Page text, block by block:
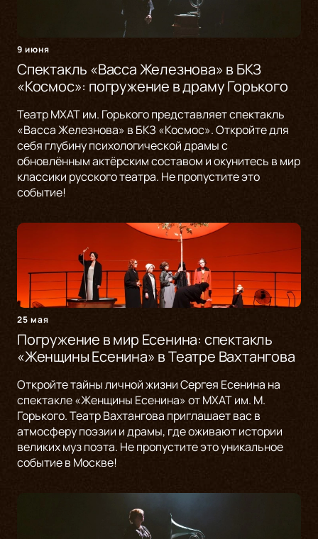
9 июня
Спектакль «Васса Железнова» в БКЗ
«Космос»: погружение в драму Горького
Театр МХАТ им. Горького представляет спектакль
«Васса Железнова» в БКЗ «Космос». Откройте для
себя глубину психологической драмы с
обновлённым актёрским составом и окунитесь в мир
классики русского театра. Не пропустите это
событие!
25 мая
Погружение в мир Есенина: спектакль
«Женщины Есенина» в Театре Вахтангова
Откройте тайны личной жизни Сергея Есенина на
спектакле «Женщины Есенина» от МХАТ им. М.
Горького. Театр Вахтангова приглашает вас в
атмосферу поэзии и драмы, где оживают истории
великих муз поэта. Не пропустите это уникальное
событие в Москве!